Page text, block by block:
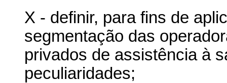
X - definir, para fins de
segmentação das
privados de assistência à
peculiaridades;